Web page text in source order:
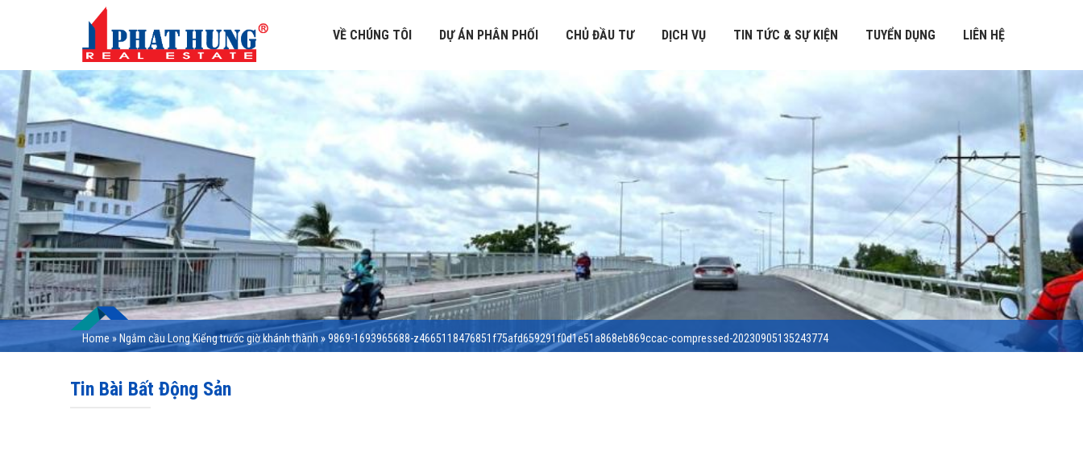
VỀ CHÚNG TÔI DỰ ÁN PHÂN PHỐI CHỦ ĐẦU TƯ DỊCH VỤ TIN TỨC & SỰ KIỆN TUYỂN DỤNG LIÊN HỆ
Home » Ngắm cầu Long Kiểng trước giờ khánh thành »9869-1693965688-z4665118476851f75afd659291f0d1e51a868eb869ccac-compressed-20230905135243774
Tin Bài Bất Động Sản